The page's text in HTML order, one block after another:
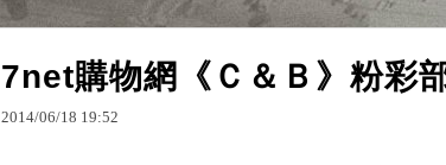
7net購物網《Ｃ＆Ｂ》粉彩
2014/06/18 19:52